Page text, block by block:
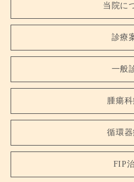
当院に
診療
一般
腫瘍
循環
FIP